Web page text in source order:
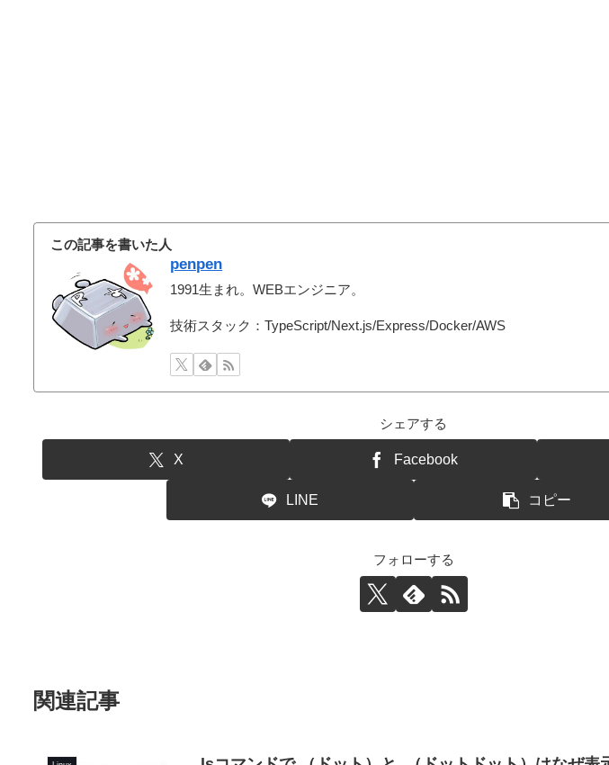
この記事を書いた人
penpen
1991生まれ。WEBエンジニア。
技術スタック：TypeScript/Next.js/Express/Docker/AWS
シェアする
X Facebook
LINE コピー
フォローする
関連記事